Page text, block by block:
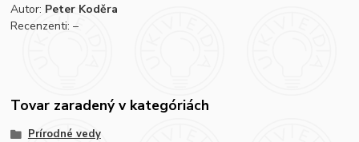
Autor: Peter Koděra
Recenzenti: –
Tovar zaradený v kategóriách
Prírodné vedy